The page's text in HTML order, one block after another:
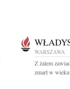
WARSZAWA
Z żalem
zmarł w